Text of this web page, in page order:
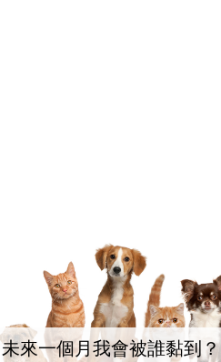
未來一個月我會被誰黏到？